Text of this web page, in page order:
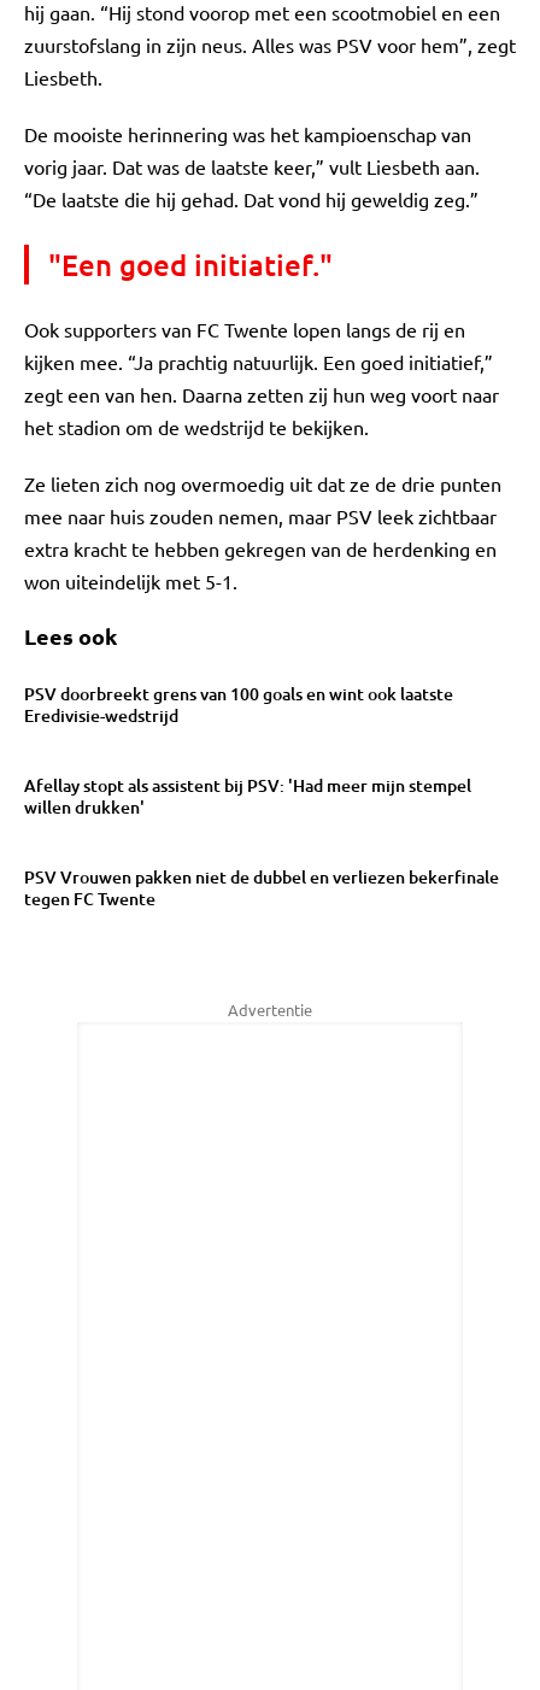
hij gaan. “Hij stond voorop met een scootmobiel en een
zuurstofslang in zijn neus. Alles was PSV voor hem”, zegt
Liesbeth.
De mooiste herinnering was het kampioenschap van
vorig jaar. Dat was de laatste keer,” vult Liesbeth aan.
“De laatste die hij gehad. Dat vond hij geweldig zeg.”
"Een goed initiatief."
Ook supporters van FC Twente lopen langs de rij en
kijken mee. “Ja prachtig natuurlijk. Een goed initiatief,”
zegt een van hen. Daarna zetten zij hun weg voort naar
het stadion om de wedstrijd te bekijken.
Ze lieten zich nog overmoedig uit dat ze de drie punten
mee naar huis zouden nemen, maar PSV leek zichtbaar
extra kracht te hebben gekregen van de herdenking en
won uiteindelijk met 5-1.
Lees ook
PSV doorbreekt grens van 100 goals en wint ook laatste
Eredivisie-wedstrijd
Afellay stopt als assistent bij PSV: 'Had meer mijn stempel
willen drukken'
PSV Vrouwen pakken niet de dubbel en verliezen bekerfinale
tegen FC Twente
Advertentie